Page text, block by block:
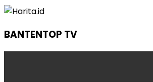
BANTENTOP TV